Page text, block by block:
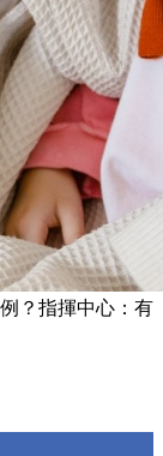
？指揮中心：有